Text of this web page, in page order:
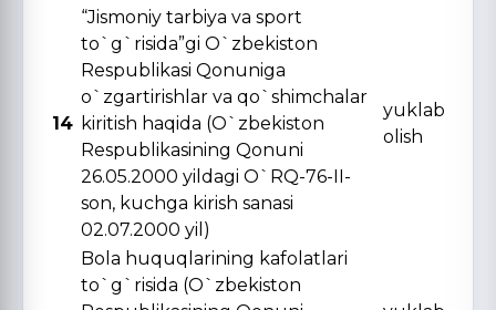
14
“Jismoniy tarbiya va sport
to`g`risida”gi O`zbekiston
Respublikasi Qonuniga
o`zgartirishlar va qo`shimchalar
kiritish haqida (O`zbekiston
Respublikasining Qonuni
26.05.2000 yildagi O`RQ-76-II-
son, kuchga kirish sanasi
02.07.2000 yil)
yuklab
olish
Bola huquqlarining kafolatlari
to`g`risida (O`zbekiston